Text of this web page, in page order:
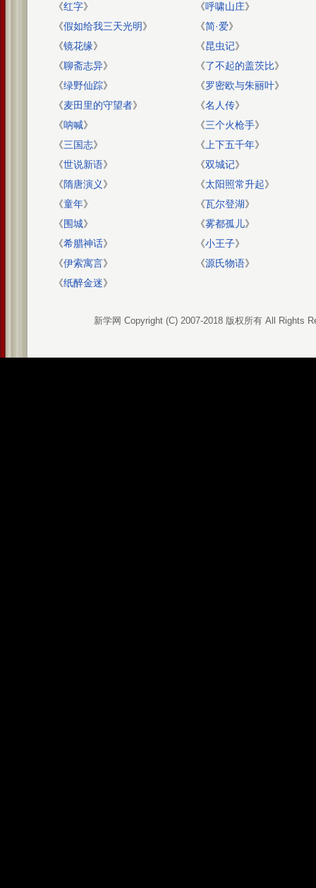
《红字》 《呼啸山庄》
《假如给我三天光明》 《简·爱》
《镜花缘》 《昆虫记》
《聊斋志异》 《了不起的盖茨比》
《绿野仙踪》 《罗密欧与朱丽叶》
《麦田里的守望者》 《名人传》
《呐喊》 《三个火枪手》
《三国志》 《 上下五千年》
《世说新语》 《双城记》
《隋唐演义》 《太阳照常升起》
《童年》 《瓦尔登湖》
《围城》 《雾都孤儿》
《希腊神话》 《小王子》
《伊索寓言》 《源氏物语》
《纸醉金迷》
新学网 Copyright (C) 2007-2018 版权所有 All Rights